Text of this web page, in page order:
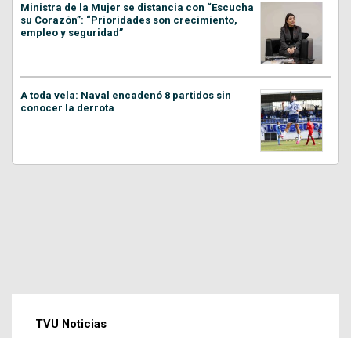
Ministra de la Mujer se distancia con “Escucha
su Corazón”: “Prioridades son crecimiento,
empleo y seguridad”
A toda vela: Naval encadenó 8 partidos sin
conocer la derrota
TVU Noticias